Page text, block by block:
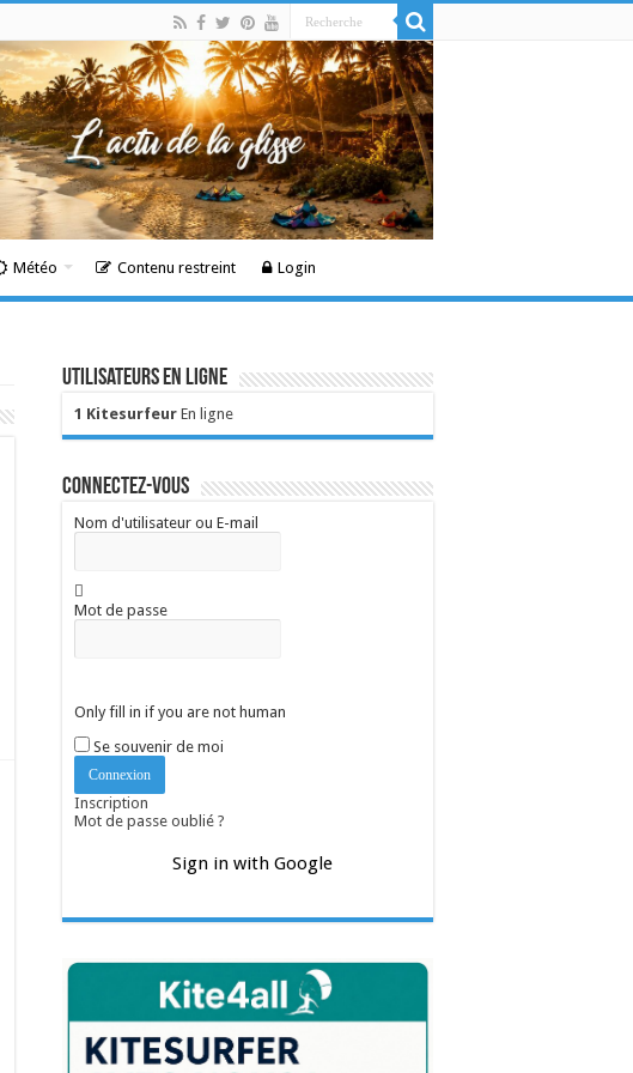
Météo Contenu restreint Login
Utilisateurs en ligne
1 Kitesurfeur En ligne
Connectez-vous
Nom d'utilisateur ou E-mail
Mot de passe
Only fill in if you are not human
Se souvenir de moi
Inscription
Mot de passe oublié ?
Sign in with Google